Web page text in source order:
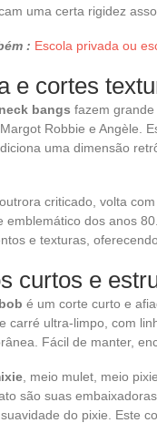
uma certa rigidez
: Escola privada ou
e cortes
bangs fazem
Robbie e Angèle.
uma dimensão
, outrora criticado, volta
emblemático dos anos
e texturas,
curtos e
é um corte curto e
carré ultra-limpo, com
Fácil de manter,
, meio mulet, meio
são suas
do pixie. Este